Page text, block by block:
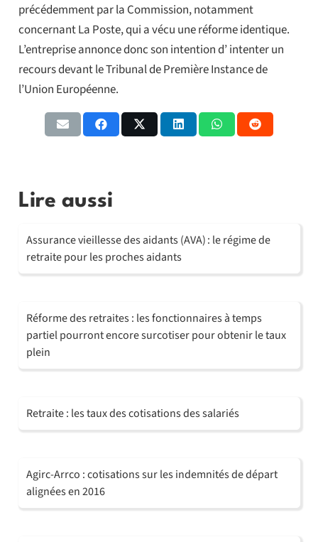
précédemment par la Commission, notamment
concernant La Poste, qui a vécu une réforme identique.
L’entreprise annonce donc son intention d’ intenter un
recours devant le Tribunal de Première Instance de
l’Union Européenne.
Lire aussi
Assurance vieillesse des aidants (AVA) : le régime de
retraite pour les proches aidants
Réforme des retraites : les fonctionnaires à temps
partiel pourront encore surcotiser pour obtenir le taux
plein
Retraite : les taux des cotisations des salariés
Agirc-Arrco : cotisations sur les indemnités de départ
alignées en 2016